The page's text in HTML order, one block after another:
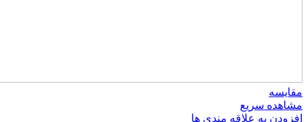
مقایسه
مشاهده سریع
افزودن به علاقه مندی ها